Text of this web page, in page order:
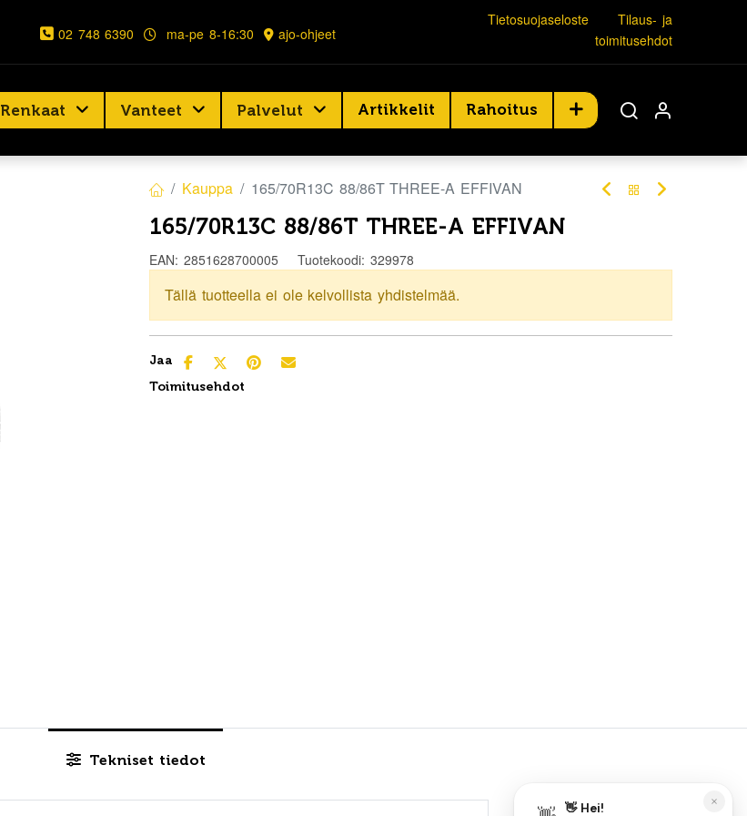
02 748 6390 ma-pe 8-16:30 ajo-ohjeet
Tietosuojaseloste
Tilaus- ja
toimitusehdot
Renkaat Vanteet Palvelut Artikkelit Rahoitus
Kauppa 165/70R13C 88/86T THREE-A EFFIVAN
165/70R13C 88/86T THREE-A EFFIVAN
EAN: 2851628700005 Tuotekoodi: 329978
Tällä tuotteella ei ole kelvollista yhdistelmää.
Jaa
Toimitusehdot
Tekniset tiedot